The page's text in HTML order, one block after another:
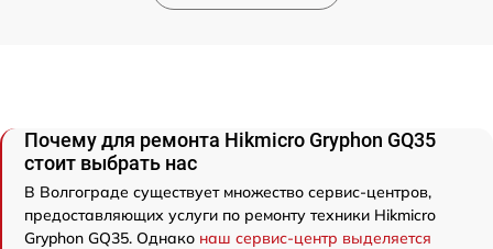
Почему для ремонта Hikmicro Gryphon GQ35
стоит выбрать нас
В Волгограде существует множество сервис-центров,
предоставляющих услуги по ремонту техники Hikmicro
Gryphon GQ35. Однако наш сервис-центр выделяется